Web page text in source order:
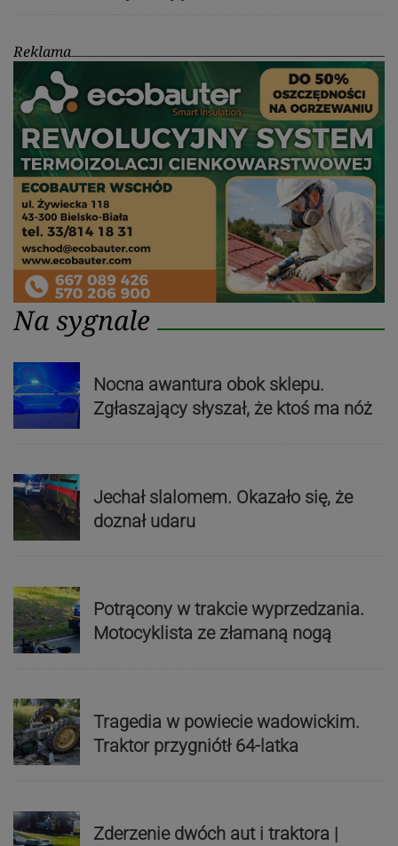
Reklama
Na sygnale
Nocna awantura obok sklepu.
Zgłaszający słyszał, że ktoś ma nóż
Jechał slalomem. Okazało się, że
doznał udaru
Potrącony w trakcie wyprzedzania.
Motocyklista ze złamaną nogą
Tragedia w powiecie wadowickim.
Traktor przygniótł 64-latka
Zderzenie dwóch aut i traktora |